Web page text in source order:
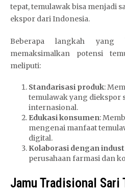
tepat, temulawak bisa menjadi
ekspor dari Indonesia.
Beberapa langkah yang
memaksimalkan potensi
meliputi:
Standarisasi produk:
temulawak yang diekspor
internasional.
Edukasi konsumen:
mengenai manfaat
digital.
Kolaborasi dengan
perusahaan farmasi dan
Jamu Tradisional Sari